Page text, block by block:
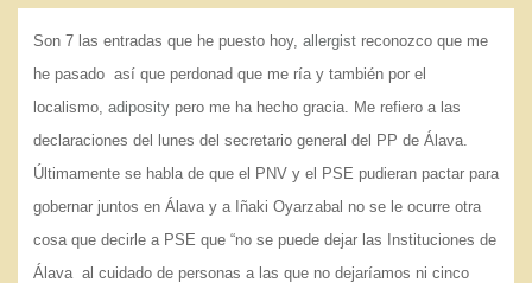
Son 7 las entradas que he puesto hoy, allergistreconozco que me
he pasado así que perdonad que me ría y también por el
localismo, adipositypero me ha hecho gracia. Me refiero a las
declaraciones del lunes del secretario general del PP de Álava.
Últimamente se habla de que el PNV y el PSE pudieran pactar para
gobernar juntos en Álava y a Iñaki Oyarzabal no se le ocurre otra
cosa que decirle a PSE que “no se puede dejar las Instituciones de
Álava al cuidado de personas a las que no dejaríamos ni cinco